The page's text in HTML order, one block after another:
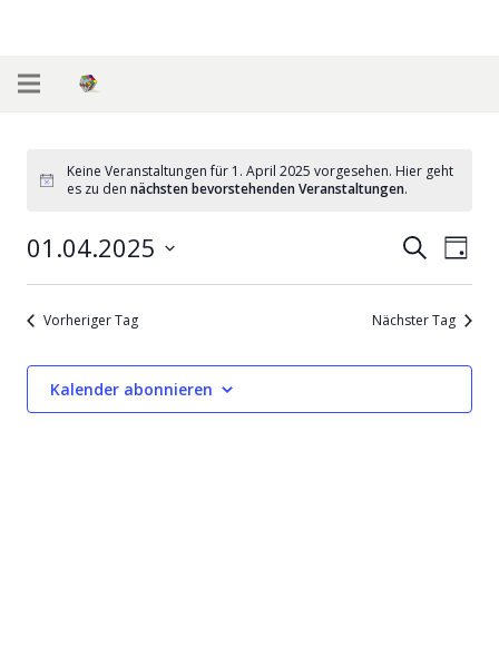
Notice
Keine Veranstaltungen für 1. April 2025 vorgesehen. Hier geht
es zu den nächsten bevorstehenden Veranstaltungen.
Such-
SucheTag
01.04.2025
Datum
wählen.
Vorheriger Tag Nächster Tag
Kalender abonnieren